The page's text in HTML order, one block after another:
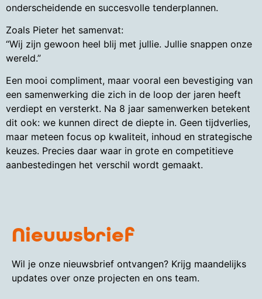
onderscheidende en succesvolle tenderplannen.
Zoals Pieter het samenvat:
“Wij zijn gewoon heel blij met jullie. Jullie snappen onze
wereld.”
Een mooi compliment, maar vooral een bevestiging van
een samenwerking die zich in de loop der jaren heeft
verdiept en versterkt. Na 8 jaar samenwerken betekent
dit ook: we kunnen direct de diepte in. Geen tijdverlies,
maar meteen focus op kwaliteit, inhoud en strategische
keuzes. Precies daar waar in grote en competitieve
aanbestedingen het verschil wordt gemaakt.
Nieuwsbrief
Wil je onze nieuwsbrief ontvangen? Krijg maandelijks
updates over onze projecten en ons team.